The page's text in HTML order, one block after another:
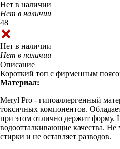
Нет в наличии
Нет в наличии
48
Нет в наличии
Нет в наличии
Описание
Короткий топ с фирменным
Материал:
Meryl Pro - гипоаллергенный
токсичных компонентов.
при этом отлично держит
водоотталкивающие качества. Не
стирки и не оставляет разводов.